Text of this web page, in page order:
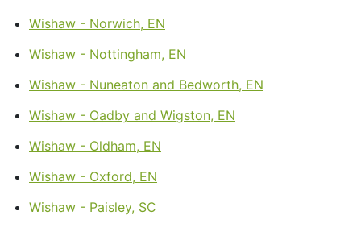
Wishaw - Norwich, EN
Wishaw - Nottingham, EN
Wishaw - Nuneaton and Bedworth, EN
Wishaw - Oadby and Wigston, EN
Wishaw - Oldham, EN
Wishaw - Oxford, EN
Wishaw - Paisley, SC